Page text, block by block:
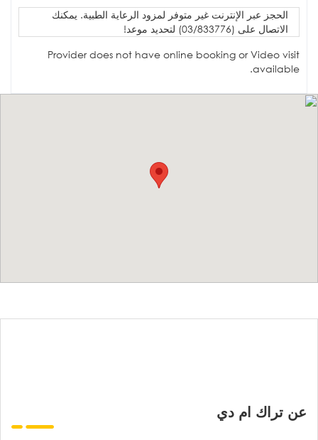
الحجز عبر الإنترنت غير متوفر لمزود الرعاية الطبية. يمكنك
الاتصال على (03/833776) لتحديد موعد!
Provider does not have online booking or Video visit
available.
عن تراك ام دي